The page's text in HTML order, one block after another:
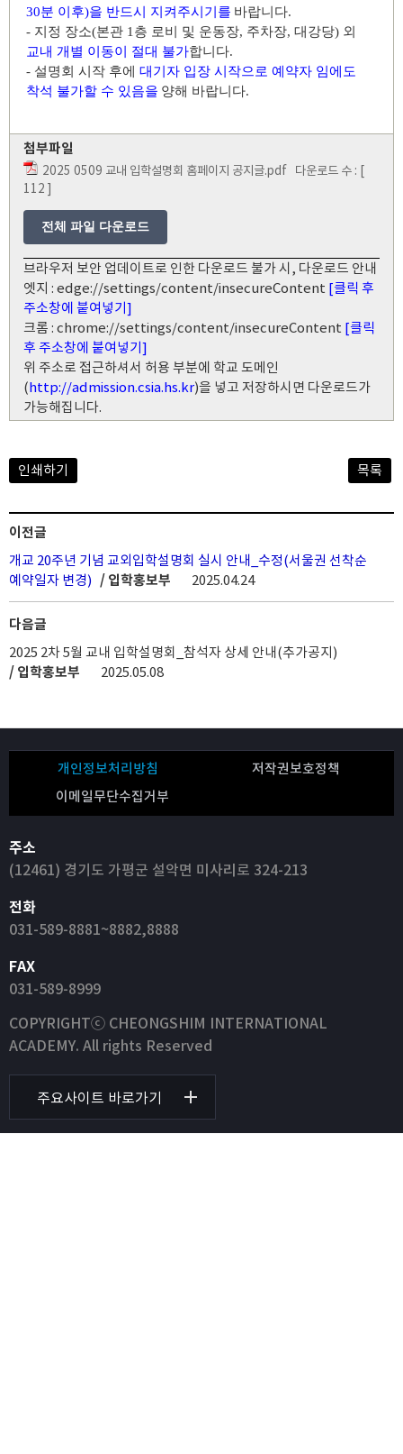
30분 이후)을 반드시 지켜주시기를 바랍니다.
- 지정 장소(본관 1 층 로비 및 운동장, 주차장, 대강당) 외
교내 개별 이동이 절대 불가합니다.
- 설명회 시작 후에 대기자 입장 시작으로 예약자 임에도
착석 불가할 수 있음을 양해 바랍니다.
첨부파일
2025 0509 교내 입학설명회 홈페이지 공지글.pdf 다운로드 수 : [
112 ]
전체 파일 다운로드
브라우저 보안 업데이트로 인한 다운로드 불가 시, 다운로드 안내
엣지 : edge://settings/content/insecureContent [클릭 후
주소창에 붙여넣기]
크롬 : chrome://settings/content/insecureContent [클릭
후 주소창에 붙여넣기]
위 주소로 접근하셔서 허용 부분에 학교 도메인
(http://admission.csia.hs.kr)을 넣고 저장하시면 다운로드가
가능해집니다.
인쇄하기 목록
이전글
개교 20주년 기념 교외입학설명회 실시 안내_수정(서울권 선착순
예약일자 변경) / 입학홍보부 2025.04.24
다음글
2025 2차 5월 교내 입학설명회_참석자 상세 안내(추가공지)
/ 입학홍보부
2025.05.08
개인정보처리방침
저작권보호정책
이메일무단수집거부
주소
(12461) 경기도 가평군 설악면 미사리로 324-213
전화
031-589-8881~8882,8888
FAX
031-589-8999
COPYRIGHTⓒ CHEONGSHIM INTERNATIONAL
ACADEMY. All rights Reserved
주요사이트 바로가기